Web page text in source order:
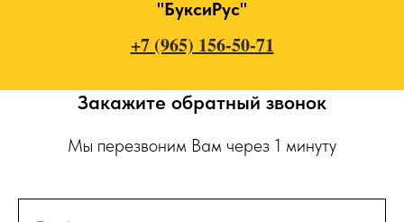
"БуксиРус"
+7 (965) 156-50-71
Закажите обратный звонок
Мы перезвоним Вам через 1 минуту